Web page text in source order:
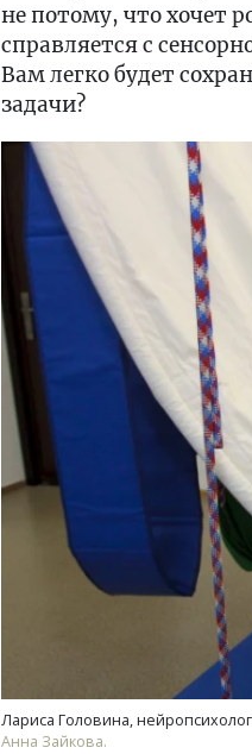
не потому, что хочет
справляется с
Вам легко будет
задачи?
Лариса Головина,
Анна Зайкова.